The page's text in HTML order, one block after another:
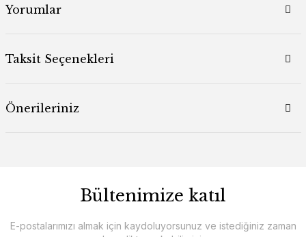
Yorumlar
Taksit Seçenekleri
Önerileriniz
Bültenimize katıl
E-postalarımızı almak için kaydoluyorsunuz ve istediğiniz zaman